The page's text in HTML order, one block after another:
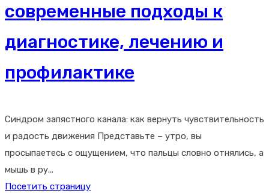
современные подходы к
диагностике, лечению и
профилактике
Синдром запястного канала: как вернуть чувствительность
и радость движения Представьте – утро, вы
просыпаетесь с ощущением, что пальцы словно отнялись, а
мышь в ру...
Посетить страницу